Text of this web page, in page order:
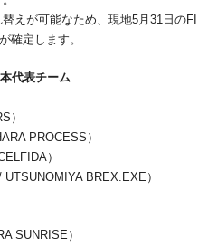
えが可能なため、現地5⽉31⽇の
確定します。
代表チーム
）
PROCESS）
）
BREX.EXE）
SUNRISE）